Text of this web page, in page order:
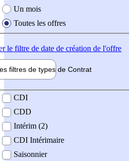
Un mois
Toutes les offres
le filtre de date de création de l'offre
filtres de types de Contrat
contrat
CDI
CDD
Intérim (2)
CDI Intérimaire
Saisonnier